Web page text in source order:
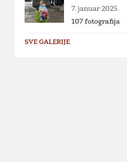
7. januar 2025.
107 fotografija
SVE GALERIJE